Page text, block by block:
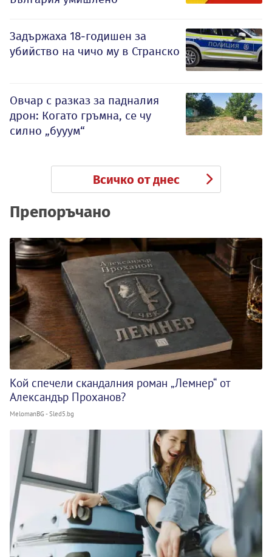
Задържаха 18-годишен за
убийство на чичо му в Странско
Овчар с разказ за падналия
дрон: Когато гръмна, се чу
силно „бууум“
Всичко от днес
Препоръчано
Кой спечели скандалния роман „Лемнер“ от
Александър Проханов?
MelomanBG - Sled5.bg